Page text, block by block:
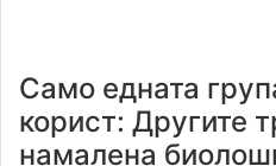
Само едната
корист: Другите
намалена